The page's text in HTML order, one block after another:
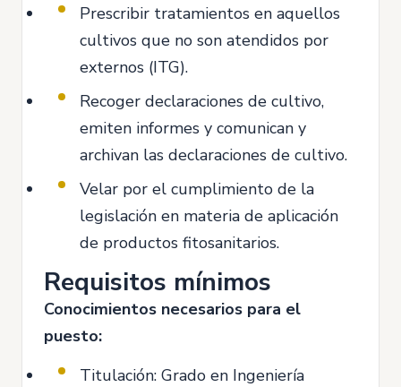
Prescribir tratamientos en aquellos
cultivos que no son atendidos por
externos (ITG).
Recoger declaraciones de cultivo,
emiten informes y comunican y
archivan las declaraciones de cultivo.
Velar por el cumplimiento de la
legislación en materia de aplicación
de productos fitosanitarios.
Requisitos mínimos
Conocimientos necesarios para el
puesto:
Titulación: Grado en Ingeniería